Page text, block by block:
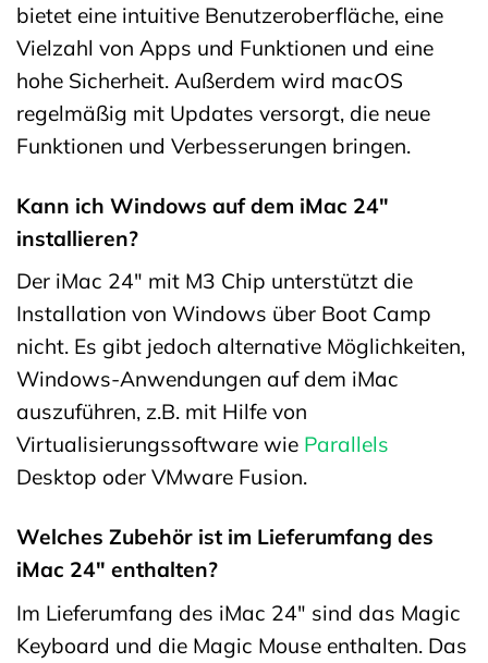
bietet eine intuitive Benutzeroberfläche, eine
Vielzahl von Apps und Funktionen und eine
hohe Sicherheit. Außerdem wird macOS
regelmäßig mit Updates versorgt, die neue
Funktionen und Verbesserungen bringen.
Kann ich Windows auf dem iMac 24″
installieren?
Der iMac 24″ mit M3 Chip unterstützt die
Installation von Windows über Boot Camp
nicht. Es gibt jedoch alternative Möglichkeiten,
Windows-Anwendungen auf dem iMac
auszuführen, z.B. mit Hilfe von
Virtualisierungssoftware wie Parallels
Desktop oder VMware Fusion.
Welches Zubehör ist im Lieferumfang des
iMac 24″ enthalten?
Im Lieferumfang des iMac 24″ sind das Magic
Keyboard und die Magic Mouse enthalten. Das